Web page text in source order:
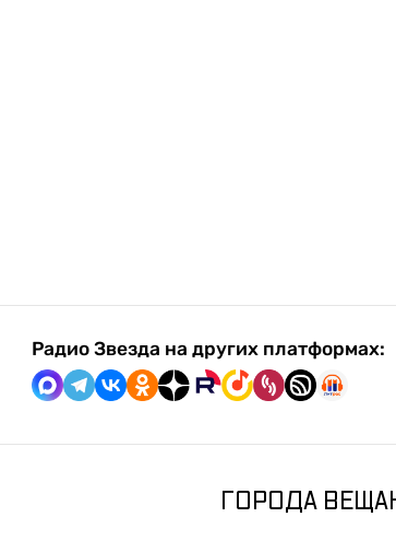
Радио Звезда на других платформах:
ГОРОДА